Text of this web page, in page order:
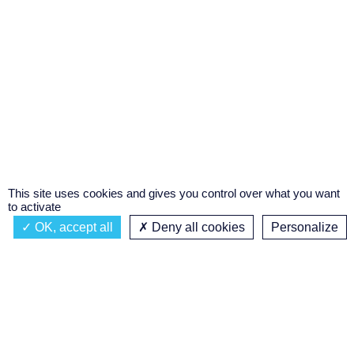
Émission à l'antenne
Actualités À propos
This site uses cookies and gives you control over what you want
to activate
OK, accept all
Deny all cookies
Personalize